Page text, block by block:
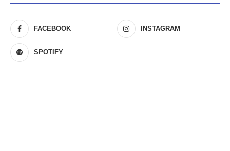
FACEBOOK INSTAGRAM
SPOTIFY